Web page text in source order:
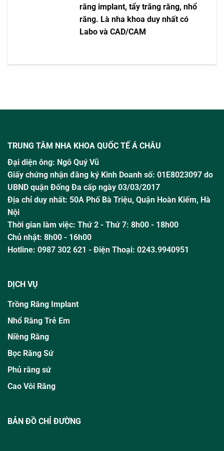
răng implant, tẩy trắng răng, nhổ
răng. Là nha khoa duy nhất có
Labo và CAD/CAM
TRUNG TÂM NHA KHOA QUỐC TẾ Á CHÂU
Đại diện ông: Ngô Quý Vũ
Giấy chứng nhận đăng ký Kinh Doanh số: 01E8023097 do
UBND quận Đống Đa cấp ngày 03/03/2017
Địa chỉ duy nhất: 50A Phố Bà Triệu, Quận Hoàn Kiếm, Hà
Nội
Thời gian làm việc: Thứ 2 - Thứ 7: 8h00 - 18h00
Chủ nhật: 8h00 - 16h00
Hotline: 0987 302 621 - Điện Thoại: 0243.9940951
DỊCH VỤ
Trồng Răng Implant
Nhổ Răng Trẻ Em
Niềng Răng
Bọc Răng Sứ
Phủ răng sứ
Cao Vôi Răng
BẢN ĐỒ CHỈ ĐƯỜNG